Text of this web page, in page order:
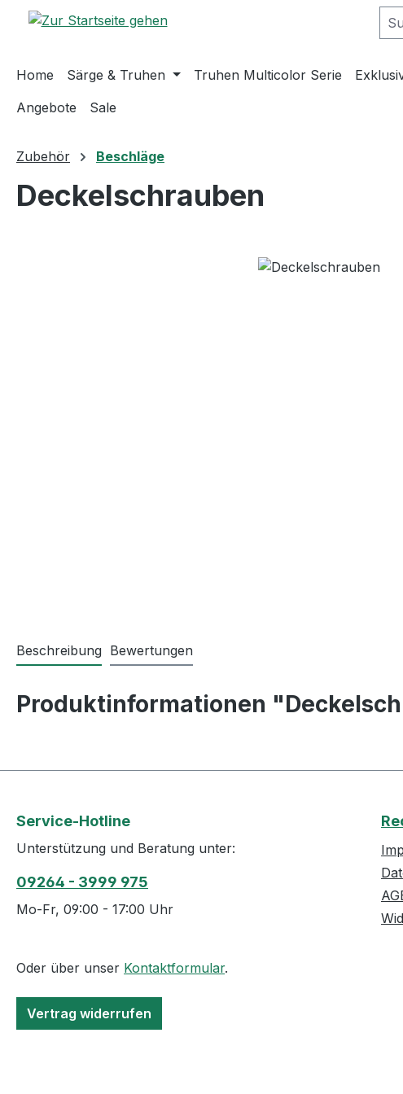
Hauptinhalt springen
Zur Suche springen
Zur Hauptnavigation springen
Home Särge & Truhen Truhen Multicolor Serie
Angebote
Sale
Zubehör Beschläge
Deckelschrauben
Beschreibung Bewertungen
Produktinformationen
Service-Hotline
Unterstützung und Beratung unter:
09264 - 3999 975
Mo-Fr, 09:00 - 17:00 Uhr
Oder über unser Kontaktformular.
Vertrag widerrufen